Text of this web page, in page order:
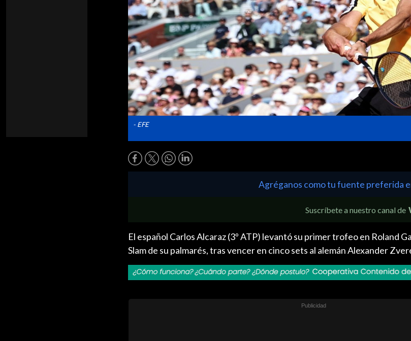
- EFE
Agréganos como tu fuente preferida
Suscríbete a nuestro canal de
El español Carlos Alcaraz (3º ATP) levantó su primer trofeo en Roland
Slam de su palmarés, tras vencer en cinco sets al alemán Alexander